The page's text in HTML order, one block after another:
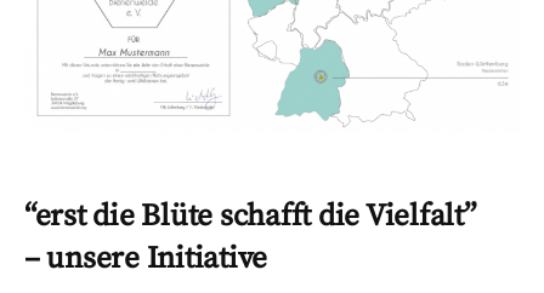
“erst die Blüte schafft die Vielfalt”
– unsere Initiative